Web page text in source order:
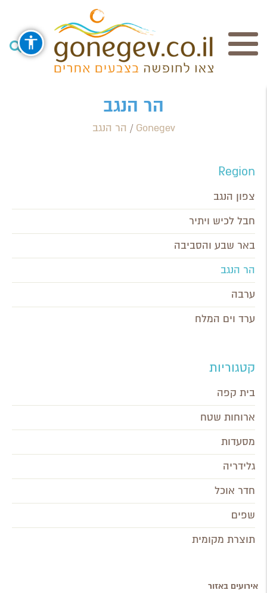
חיפוש
Search Category / Business
Region / Settlement
הר הנגב
Gonegev
/ הר הנגב
Region
צפון הנגב
חבל לכיש ויתיר
באר שבע והסביבה
הר הנגב
ערבה
ערד וים המלח
קטגוריות
בית קפה
ארוחות שטח
מסעדות
גלידריה
חדר אוכל
שפים
תוצרת מקומית
אירועים באזור